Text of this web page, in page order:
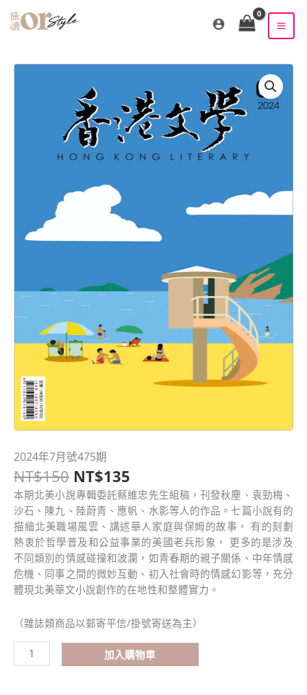
2024年7月號475期
NT$150
原
始
價
格：
NT$150。
NT$135
價
格：
NT$135。
本期北美小說專輯委託蔡維忠先生組稿，刊發秋塵、袁勁梅、
沙石、陳九、陸蔚青、應帆、水影等人的作品。七篇小說有的
描繪北美職場風雲、講述華人家庭與保姆的故事， 有的刻劃
熱衷於哲學普及和公益事業的美國老兵形象， 更多的是涉及
不同類別的情感碰撞和波瀾，如青春期的親子關係、中年情感
危機、同事之間的微妙互動、初入社會時的情感幻影等，充分
體現北美華文小說創作的在地性和整體實力。
（雜誌類商品以郵寄平信/掛號寄送為主）
2024
年
7
月
號
475
期
數
量
加入購物車